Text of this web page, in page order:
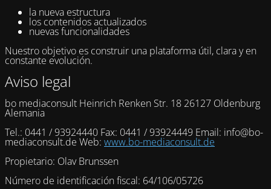
la nueva estructura
los contenidos actualizados
nuevas funcionalidades
Nuestro objetivo es construir una plataforma útil, clara y en
constante evolución.
Aviso legal
bo mediaconsult Heinrich Renken Str. 18 26127 Oldenburg
Alemania
Tel.: 0441 / 93924440 Fax: 0441 / 93924449 Email: info@bo-
mediaconsult.de Web: www.bo-mediaconsult.de
Propietario: Olav Brunssen
Número de identificación fiscal: 64/106/05726